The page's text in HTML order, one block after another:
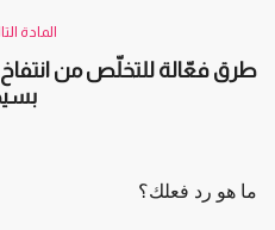
المادة
طرق فعّالة للتخلّص من انتفاخ
ما هو رد فعلك؟